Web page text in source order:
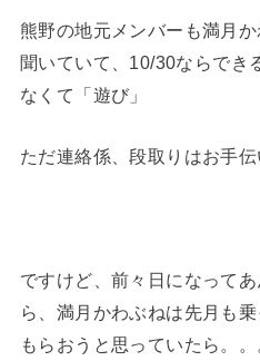
熊野の地元メンバーも満月
聞いていて、10/30ならでき
なくて「遊び」
ただ連絡係、段取りはお手
ですけど、前々日になって
ら、満月かわぶねは先月も
もらおうと思っていたら。。